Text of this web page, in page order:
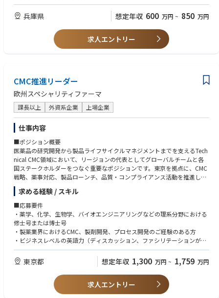
やメンテナンスをSubject matter expertとして行い，同僚への教育訓練の
実施や遵守を推進することができる語学力と他者への影響力を持つ。
・ラボテクニシャンに適切に指示を与え，必要な理化学試験の遂行をサポ
ートすることができるコミュニケーションスキルとリーダーシップスキ
イン）ことが望ましい。
【望ましい経験，知識】
・上記研究開発分野におけるデジタル化，自動化，シミュレーションに関
する知識，経験があることが望ましい。
・治験薬GMP，医薬品GMPまたはGLP環境下における製薬企業のR&D部門
での実務経験
• 研究開発に熱意のある方，グローバル環境で活動したい方を歓迎しま
す。
• 将来リーダーとなる人材を求めています。入社数年で治験薬GMP組織の
試験責任者やグローバルのprojectメンバーとしてアサインされる可能性が
あります。
• 神戸医薬研究所はベーリンガーインゲルハイムグループにおいてグロー
バル製品の研究開発拠点として位置づけられているため、入社後すぐに英
語でのコミュニケーションを求められます。語学スキルを実務で発揮した
い方に適した環境です。
兵庫県 想定年収 600 万円 ~ 850 万円
求人エントリー
CMC推進リーダー
欧州スペシャリティファーマ
課長以上 外資系企業 上場企業
仕事内容
■ポジション概要
医薬品の研究開発から製品ライフサイクルマネジメントまでを支えるTech
nical CMC領域において、リージョンの代表としてグローバルチームと各
国ステークホルダーをつなぐ重要なポジションです。東京を拠点に、CMC
戦略、薬事対応、製品ローンチ、品質・コンプライアンス活動を推進し、
患者さんへの価値提供に貢献いただきます。
■主な業務内容
・担当リージョンにおけるTechnical CMCの主要窓口として、社内外ステ
ークホルダーとの連携および調整を行う
・地域特有の規制要件や市場ニーズを理解し、開発・上市・商業化戦略へ
反映する
mや関連部門へリージョンの視点を提供する
・複数製品・アセットに関するCMC活動の優先順位付けを行い、意思決定
・リージョンポートフォリオの進捗、リスク、課題、重要マイルストーン
を管理し、関係者へ共有する
求める経験 / スキル
■応募要件
・薬学、化学、生物学、バイオエンジニアリングなどの理系分野における
修士号または博士号
・製薬業界におけるCMC、製剤開発、プロセス開発のご経験のある方
・ビジネスレベルの英語力（ディスカッション、ファシリテーションがで
きるレベル）
・ネイティブレベルの日本語力
・バイオ医薬品、化学医薬品、再生医療医薬品のいずれかに関する優れた
・プロジェクトリード、クロスファンクショナルなステークホルダーマネ
ジメントのご経験
東京都 想定年収 1,300 万円 ~ 1,759 万円
求人エントリー